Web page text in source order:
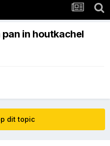
in houtkachel
dit topic